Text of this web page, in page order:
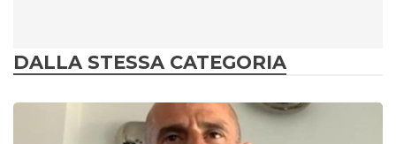
DALLA STESSA CATEGORIA